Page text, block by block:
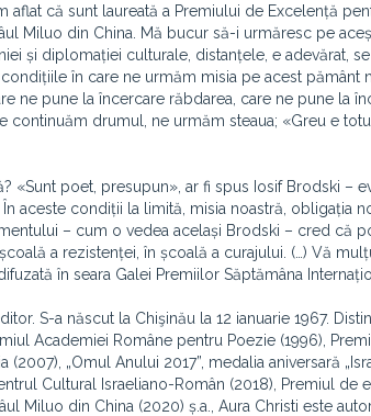
că sunt laureată a Premiului de Excelență
Miluo din China. Mă bucur să-i urmăresc pe
și diplomației culturale, distanțele, e adevărat,
în care ne urmăm misia pe acest pământ
ne pune la încercare răbdarea, care ne pune la
drumul, ne urmăm steaua; «Greu e
«Sunt poet, presupun», ar fi spus Iosif Brodski –
aceste condiții la limită, misia noastră, obligația
– cum o vedea același Brodski – cred că
a rezistenței, în școală a curajului. (…) Vă
în seara Galei Premiilor Săptămâna
S-a născut la Chişinău la 12 ianuarie 1967.
Academiei Române pentru Poezie (1996),
„Omul Anului 2017”, medalia aniversară
Cultural Israeliano-Român (2018), Premiul de
Miluo din China (2020) ș.a., Aura Christi este